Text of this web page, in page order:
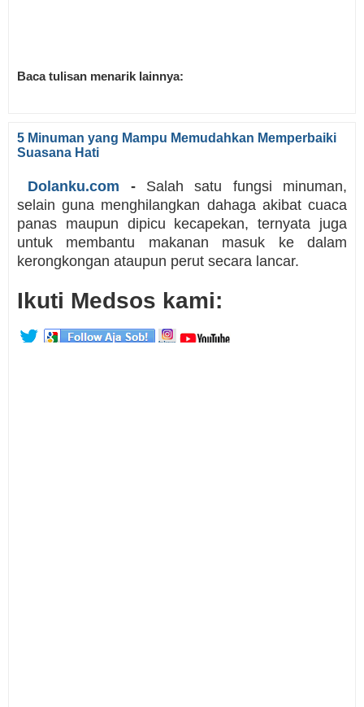
Baca tulisan menarik lainnya:
5 Minuman yang Mampu Memudahkan Memperbaiki
Suasana Hati
Dolanku.com -Salah satu fungsi minuman,
selain guna menghilangkan dahaga akibat cuaca
panas maupun dipicu kecapekan, ternyata juga
untuk membantu makanan masuk ke dalam
kerongkongan ataupun perut secara lancar.
Ikuti Medsos kami: